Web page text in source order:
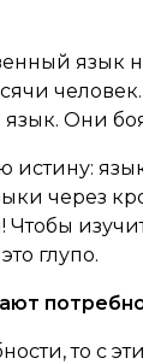
язык
язык. Они
через
глупо.
то с